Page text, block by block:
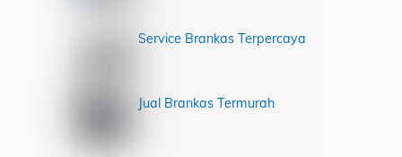
Service Brankas Terpercaya
Jual Brankas Termurah